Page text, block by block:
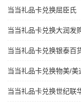
当当礼品卡兑换屈臣氏
当当礼品卡兑换大润发
当当礼品卡兑换银泰百
当当礼品卡兑换物美/美
当当礼品卡兑换世纪联